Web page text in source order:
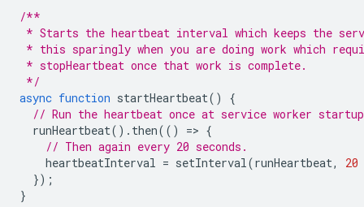
/**
* Starts the heartbeat interval which keeps the
* this sparingly when you are doing work which
* stopHeartbeat once that work is complete.
*/
async function startHeartbeat()
{
// Run the heartbeat once at service worker
runHeartbeat(). then(() => {
// Then again every 20 seconds.
heartbeatInterval = setInterval(runHeartbeat,
20
});
}